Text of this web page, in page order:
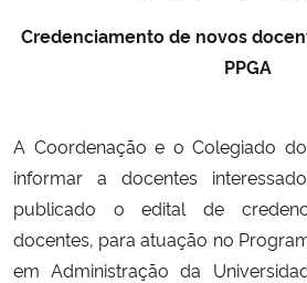
Secretaria de Governo
Advocacia-Geral da União
Credenciamento de novos
PPGA
A Coordenação e o Colegiado
informar a docentes
publicado o edital de
docentes, para atuação no
em Administração da